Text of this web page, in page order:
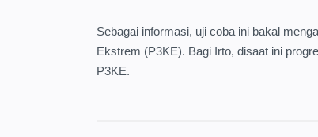
Sebagai informasi, uji coba ini bakal
Ekstrem (P3KE). Bagi Irto, disaat ini
P3KE.